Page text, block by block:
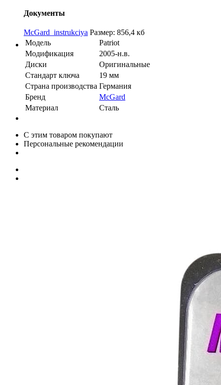
Документы
McGard_instrukciya Размер: 856,4 кб
Модель
Patriot
Модификация
2005-н.в.
Диски
Оригинальные
Стандарт ключа
19 мм
Страна производства Германия
Бренд
McGard
Материал
Сталь
С этим товаром покупают
Персональные рекомендации